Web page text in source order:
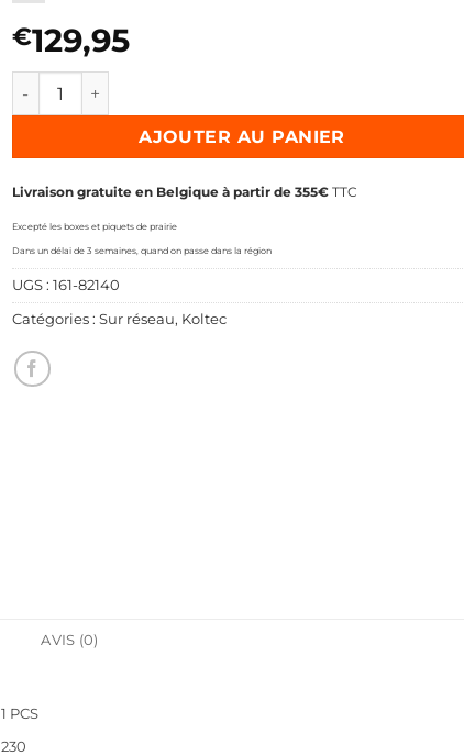
€129,95
quantité de Électrificateur sur réseau KOLTEC ES10
AJOUTER AU PANIER
Livraison gratuite en Belgique à partir de 355€ TTC
Excepté les boxes et piquets de prairie
Dans un délai de 3 semaines, quand on passe dans la région
UGS : 161-82140
Catégories : Sur réseau, Koltec
AVIS (0)
1 PCS
230